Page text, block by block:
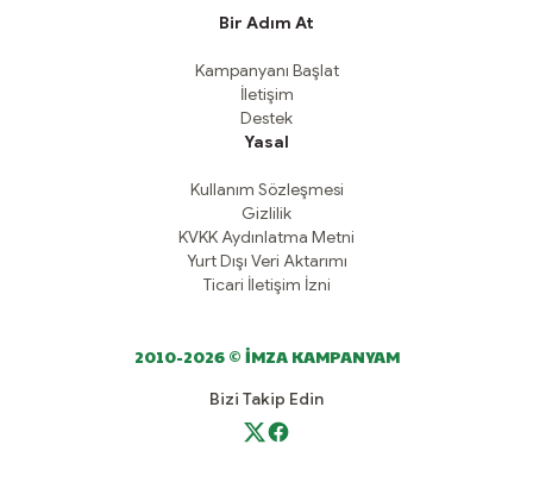
Bir Adım At
Kampanyanı Başlat
İletişim
Destek
Yasal
Kullanım Sözleşmesi
Gizlilik
KVKK Aydınlatma Metni
Yurt Dışı Veri Aktarımı
Ticari İletişim İzni
2010-2026 © İMZA KAMPANYAM
Bizi Takip Edin